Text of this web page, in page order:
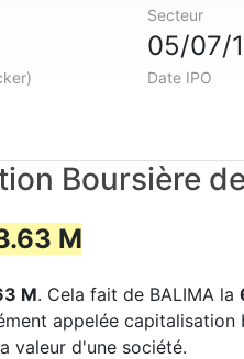
Secteur
05/07/
Date IPO
Boursière
M
M. Cela fait de BALIMA la
appelée
valeur d'une société.